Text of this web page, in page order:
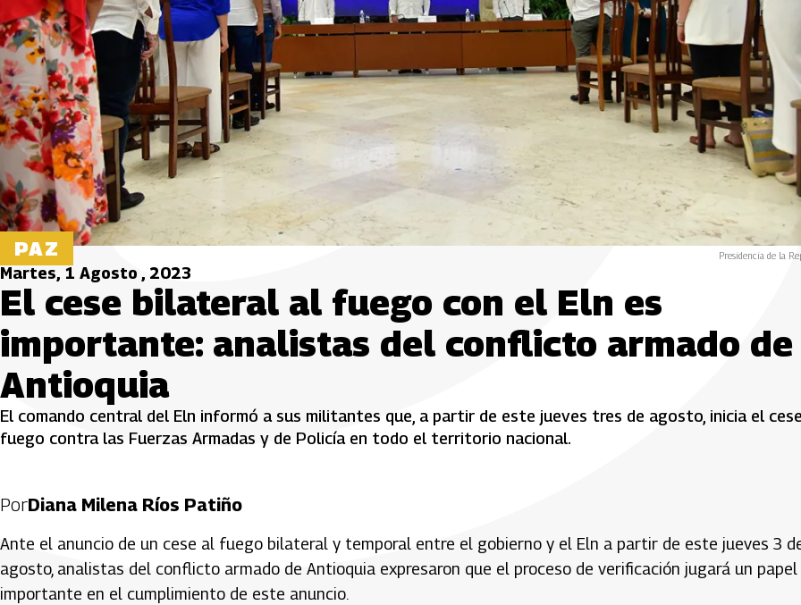
PAZ Presidencia de la
Martes, 1 Agosto , 2023
El cese bilateral al fuego con el Eln es
importante: analistas del conflicto armado de
Antioquia
El comando central del Eln informó a sus militantes que, a partir de este jueves tres de agosto, inicia el
fuego contra las Fuerzas Armadas y de Policía en todo el territorio nacional.
PorDiana Milena Ríos Patiño
Ante el anuncio de un cese al fuego bilateral y temporal entre el gobierno y el Eln a partir de este jueves 3
agosto, analistas del conflicto armado de Antioquia expresaron que el proceso de verificación jugará un papel
importante en el cumplimiento de este anuncio.